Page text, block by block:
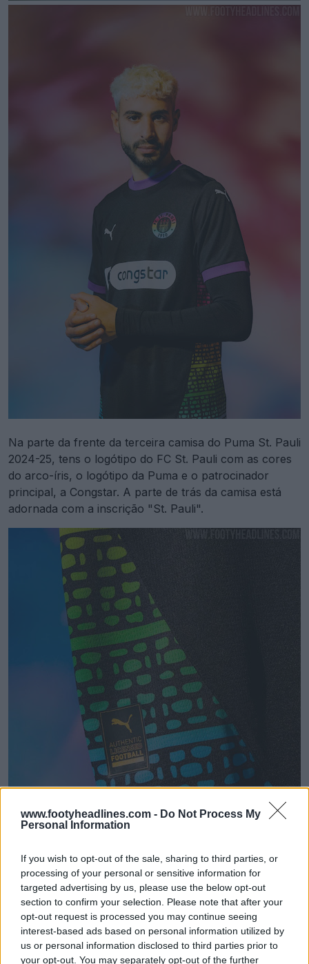
www.footyheadlines.com - Do Not Process My
Personal Information
If you wish to opt-out of the sale, sharing to third parties, or
processing of your personal or sensitive information for
targeted advertising by us, please use the below opt-out
section to confirm your selection. Please note that after your
opt-out request is processed you may continue seeing
interest-based ads based on personal information utilized by
us or personal information disclosed to third parties prior to
your opt-out. You may separately opt-out of the further
Na parte da frente da terceira camisa do Puma St. Pauli
2024-25, tens o logótipo do FC St. Pauli com as cores
do arco-íris, o logótipo da Puma e o patrocinador
principal, a Congstar. A parte de trás da camisa está
adornada com a inscrição "St. Pauli".